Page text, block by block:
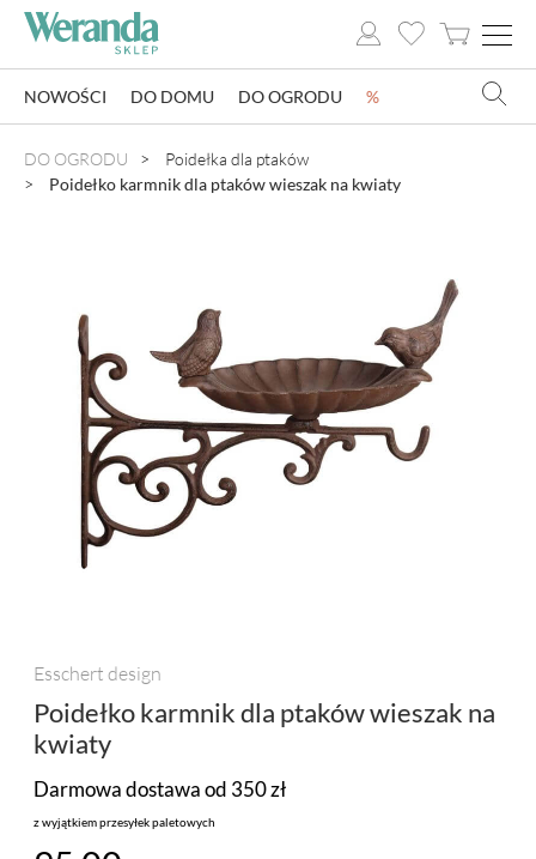
SZKLARNIE OGRODOWE
OZDOBY ŚWIĄTECZNE
KSIĄŻKI
DLA DZIECI
POMYSŁ NA PREZENT
PROMOCJA
NOWOŚCI DO DOMU DO OGRODU %
DO OGRODU
Poidełka dla ptaków
Poidełko karmnik dla ptaków wieszak na kwiaty
Esschert design
Poidełko karmnik dla ptaków wieszak na
kwiaty
Darmowa dostawa od 350 zł
z wyjątkiem przesyłek paletowych